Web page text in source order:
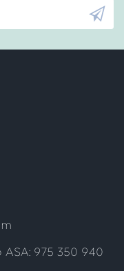
ASA: 975 350 940